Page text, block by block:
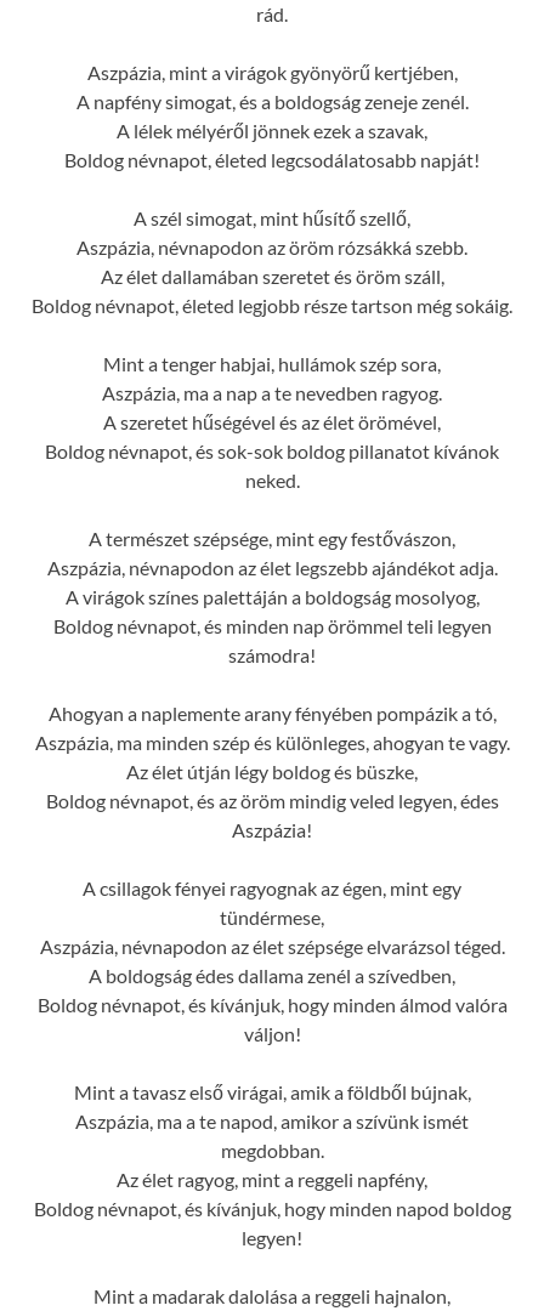
rád.
Aszpázia, mint a virágok gyönyörű kertjében,
A napfény simogat, és a boldogság zeneje zenél.
A lélek mélyéről jönnek ezek a szavak,
Boldog névnapot, életed legcsodálatosabb napját!
A szél simogat, mint hűsítő szellő,
Aszpázia, névnapodon az öröm rózsákká szebb.
Az élet dallamában szeretet és öröm száll,
Boldog névnapot, életed legjobb része tartson még sokáig.
Mint a tenger habjai, hullámok szép sora,
Aszpázia, ma a nap a te nevedben ragyog.
A szeretet hűségével és az élet örömével,
Boldog névnapot, és sok-sok boldog pillanatot kívánok
neked.
A természet szépsége, mint egy festővászon,
Aszpázia, névnapodon az élet legszebb ajándékot adja.
A virágok színes palettáján a boldogság mosolyog,
Boldog névnapot, és minden nap örömmel teli legyen
számodra!
Ahogyan a naplemente arany fényében pompázik a tó,
Aszpázia, ma minden szép és különleges, ahogyan te vagy.
Az élet útján légy boldog és büszke,
Boldog névnapot, és az öröm mindig veled legyen, édes
Aszpázia!
A csillagok fényei ragyognak az égen, mint egy
tündérmese,
Aszpázia, névnapodon az élet szépsége elvarázsol téged.
A boldogság édes dallama zenél a szívedben,
Boldog névnapot, és kívánjuk, hogy minden álmod valóra
váljon!
Mint a tavasz első virágai, amik a földből bújnak,
Aszpázia, ma a te napod, amikor a szívünk ismét
megdobban.
Az élet ragyog, mint a reggeli napfény,
Boldog névnapot, és kívánjuk, hogy minden napod boldog
legyen!
Mint a madarak dalolása a reggeli hajnalon,